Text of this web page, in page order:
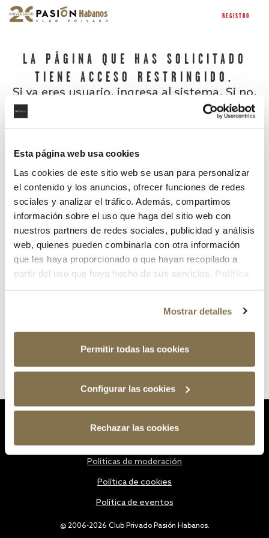
Esta página web usa cookies
Las cookies de este sitio web se usan para personalizar
el contenido y los anuncios, ofrecer funciones de redes
sociales y analizar el tráfico. Además, compartimos
información sobre el uso que haga del sitio web con
nuestros partners de redes sociales, publicidad y análisis
web, quienes pueden combinarla con otra información
que les haya proporcionado o que hayan recopilado a
partir del uso que haya hecho de sus servicios. Política
Mostrar detalles
Permitir todas las cookies
Configurar las cookies
Rechazar las cookies
REGISTRO
LA PÁGINA QUE HAS SOLICITADO
TIENE ACCESO RESTRINGIDO.
Si ya eres usuario, ingresa al sistema. Si no,
¿Has olvidado tu contraseña?
@ 2006-2026 Club Privado Pasión Habanos.
Políticas de moderación
Política de cookies
Política de eventos